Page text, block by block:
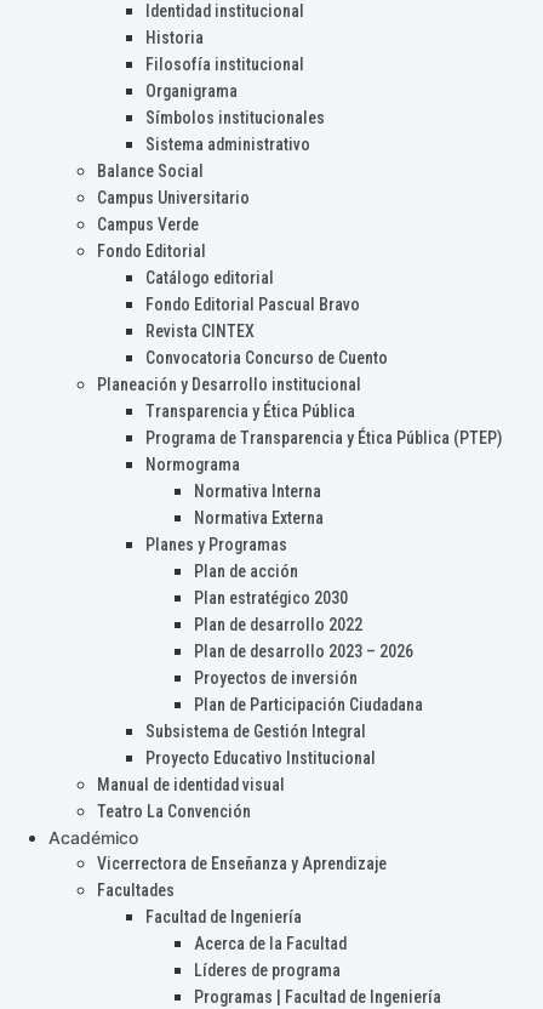
Identidad institucional
Historia
Filosofía institucional
Organigrama
Símbolos institucionales
Sistema administrativo
Balance Social
Campus Universitario
Campus Verde
Fondo Editorial
Catálogo editorial
Fondo Editorial Pascual Bravo
Revista CINTEX
Convocatoria Concurso de Cuento
Planeación y Desarrollo institucional
Transparencia y Ética Pública
Programa de Transparencia y Ética Pública (PTEP)
Normograma
Normativa Interna
Normativa Externa
Planes y Programas
Plan de acción
Plan estratégico 2030
Plan de desarrollo 2022
Plan de desarrollo 2023 – 2026
Proyectos de inversión
Plan de Participación Ciudadana
Subsistema de Gestión Integral
Proyecto Educativo Institucional
Manual de identidad visual
Teatro La Convención
Académico
Vicerrectora de Enseñanza y Aprendizaje
Facultades
Facultad de Ingeniería
Acerca de la Facultad
Líderes de programa
Programas | Facultad de Ingeniería